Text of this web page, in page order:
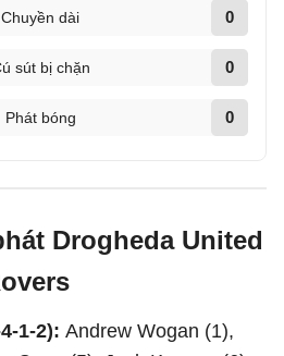
Chuyền dài 0
sút bị chặn 0
Phát bóng 0
Drogheda United
1-2): Andrew Wogan (1),